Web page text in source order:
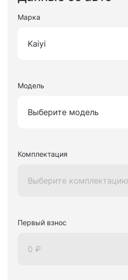
Марка
Kaiyi
Модель
Выберите модель
Комплектация
Выберите комплектацию
Первый взнос